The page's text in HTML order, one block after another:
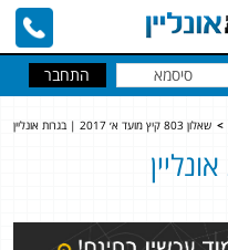
> שאלון 803 קיץ מועד א׳ 2017 | בגרות אונליין